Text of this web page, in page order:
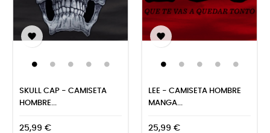

SKULL CAP - CAMISETA
HOMBRE...
25,99 €

LEE - CAMISETA HOMBRE
MANGA...
25,99 €